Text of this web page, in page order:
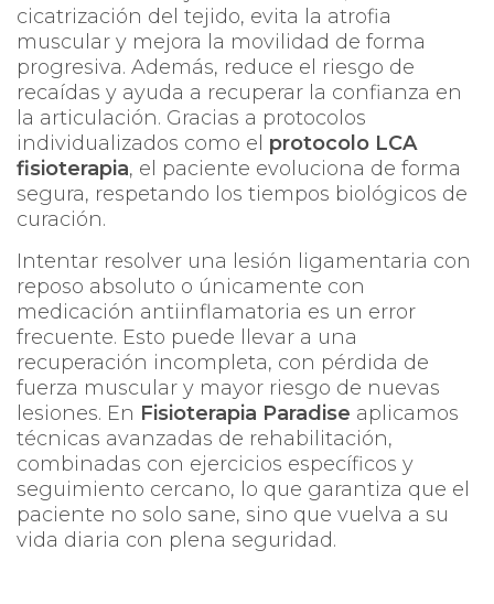
cicatrización del tejido, evita la atrofia
muscular y mejora la movilidad de forma
progresiva. Además, reduce el riesgo de
recaídas y ayuda a recuperar la confianza en
la articulación. Gracias a protocolos
individualizados como el protocolo LCA
fisioterapia, el paciente evoluciona de forma
segura, respetando los tiempos biológicos de
curación.
Intentar resolver una lesión ligamentaria con
reposo absoluto o únicamente con
medicación antiinflamatoria es un error
frecuente. Esto puede llevar a una
recuperación incompleta, con pérdida de
fuerza muscular y mayor riesgo de nuevas
lesiones. En Fisioterapia Paradise aplicamos
técnicas avanzadas de rehabilitación,
combinadas con ejercicios específicos y
seguimiento cercano, lo que garantiza que el
paciente no solo sane, sino que vuelva a su
vida diaria con plena seguridad.